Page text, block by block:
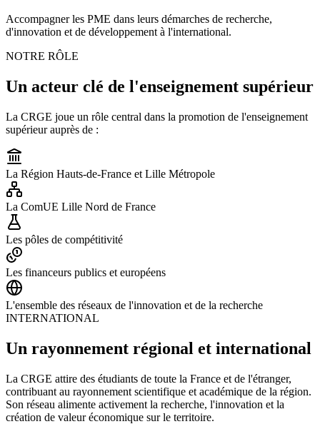
Accompagner les PME dans leurs démarches de recherche,
d'innovation et de développement à l'international.
NOTRE RÔLE
Un acteur clé de l'enseignement supérieur
La CRGE joue un rôle central dans la promotion de l'enseignement
supérieur auprès de :
La Région Hauts-de-France et Lille Métropole
La ComUE Lille Nord de France
Les pôles de compétitivité
Les financeurs publics et européens
L'ensemble des réseaux de l'innovation et de la recherche
INTERNATIONAL
Un rayonnement régional et international
La CRGE attire des étudiants de toute la France et de l'étranger,
contribuant au rayonnement scientifique et académique de la région.
Son réseau alimente activement la recherche, l'innovation et la
création de valeur économique sur le territoire.